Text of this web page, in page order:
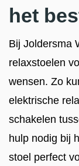
het
Bij Joldersma
relaxstoelen
wensen. Zo
elektrische
schakelen
hulp nodig bij
stoel perfect